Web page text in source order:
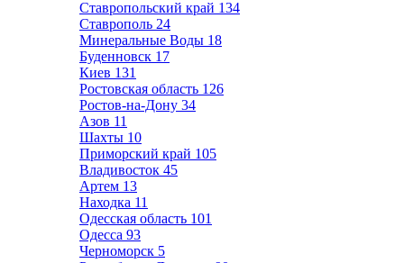
Ставропольский край 134
Ставрополь 24
Минеральные Воды 18
Буденновск 17
Киев 131
Ростовская область 126
Ростов-на-Дону 34
Азов 11
Шахты 10
Приморский край 105
Владивосток 45
Артем 13
Находка 11
Одесская область 101
Одесса 93
Черноморск 5